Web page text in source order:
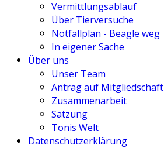
Vermittlungsablauf
Über Tierversuche
Notfallplan - Beagle weg
In eigener Sache
Über uns
Unser Team
Antrag auf Mitgliedschaft
Zusammenarbeit
Satzung
Tonis Welt
Datenschutzerklärung